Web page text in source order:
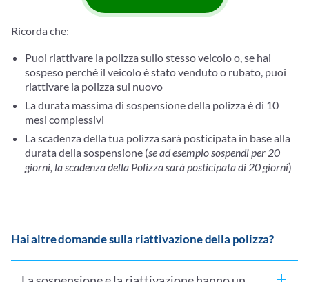
Ricorda che:
Puoi riattivare la polizza sullo stesso veicolo o, se hai
sospeso perché il veicolo è stato venduto o rubato, puoi
riattivare la polizza sul nuovo
La durata massima di sospensione della polizza è di 10
mesi complessivi
La scadenza della tua polizza sarà posticipata in base alla
durata della sospensione (se ad esempio sospendi per 20
giorni, la scadenza della Polizza sarà posticipata di 20 giorni)
Hai altre domande sulla riattivazione della polizza?